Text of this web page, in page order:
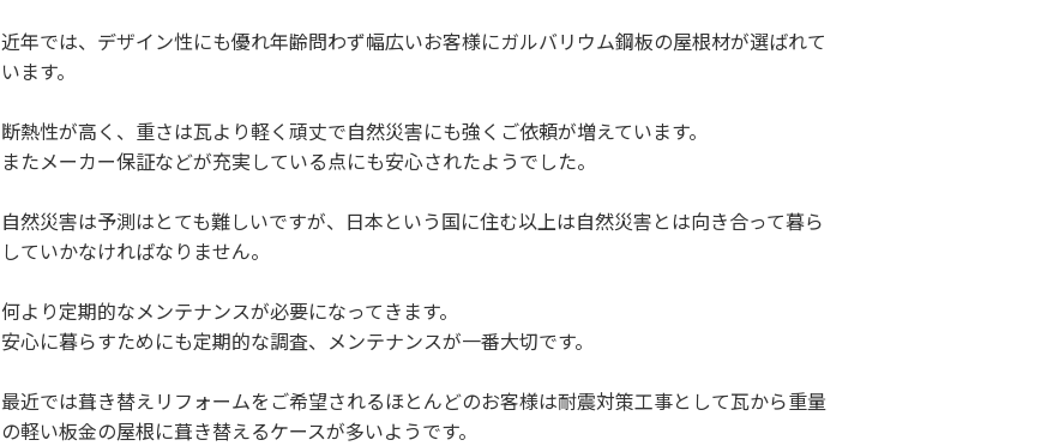
近年では、デザイン性にも優れ年齢問わず幅広いお客様にガルバリウム鋼板の屋根材が選ばれて
います。
断熱性が高く、重さは瓦より軽く頑丈で自然災害にも強くご依頼が増えています。
またメーカー保証などが充実している点にも安心されたようでした。
自然災害は予測はとても難しいですが、日本という国に住む以上は自然災害とは向き合って暮ら
していかなければなりません。
何より定期的なメンテナンスが必要になってきます。
安心に暮らすためにも定期的な調査、メンテナンスが一番大切です。
最近では葺き替えリフォームをご希望されるほとんどのお客様は耐震対策工事として瓦から重量
の軽い板金の屋根に葺き替えるケースが多いようです。